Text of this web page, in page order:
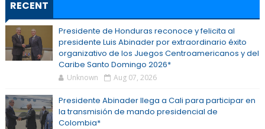
RECENT
Presidente de Honduras reconoce y felicita al
presidente Luis Abinader por extraordinario éxito
organizativo de los Juegos Centroamericanos y del
Caribe Santo Domingo 2026*
Unknown Aug 07, 2026
Presidente Abinader llega a Cali para participar en
la transmisión de mando presidencial de
Colombia*